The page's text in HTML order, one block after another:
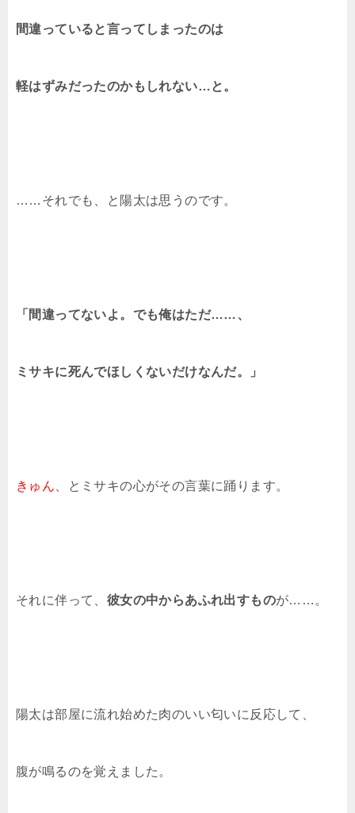
間違っていると言ってしまったのは
軽はずみだったのかもしれない…と。
……それでも、と陽太は思うのです。
「間違ってないよ。でも俺はただ……、
ミサキに死んでほしくないだけなんだ。」
きゅん 、とミサキの心がその言葉に踊ります。
それに伴って、 彼女の中からあふれ出すものが……。
陽太は部屋に流れ始めた肉のいい匂いに反応して、
腹が鳴るのを覚えました。